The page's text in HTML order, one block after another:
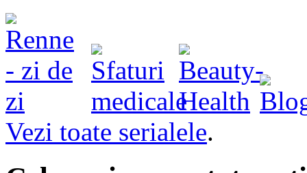
Vezi toate serialele.